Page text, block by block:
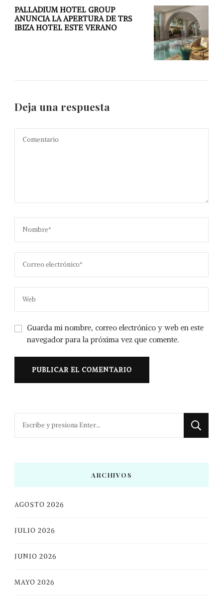
PALLADIUM HOTEL GROUP
ANUNCIA LA APERTURA DE TRS
IBIZA HOTEL ESTE VERANO
Deja una respuesta
Guarda mi nombre, correo electrónico y web en este
navegador para la próxima vez que comente.
¿Buscas
ARCHIVOS
AGOSTO 2026
JULIO 2026
JUNIO 2026
MAYO 2026